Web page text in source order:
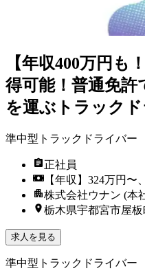
【年収400万円も
得可能！普通免
を運ぶトラック
準中型トラックドライバー
正社員
【年収】324万円〜
株式会社ウナン (本
栃木県宇都宮市屋板
求人を見る
準中型トラックドライバー